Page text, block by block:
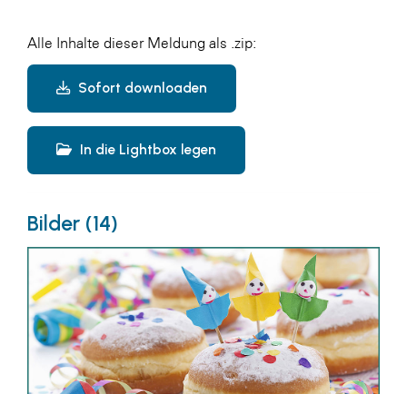
Alle Inhalte dieser Meldung als .zip:
Sofort downloaden
In die Lightbox legen
Bilder (14)